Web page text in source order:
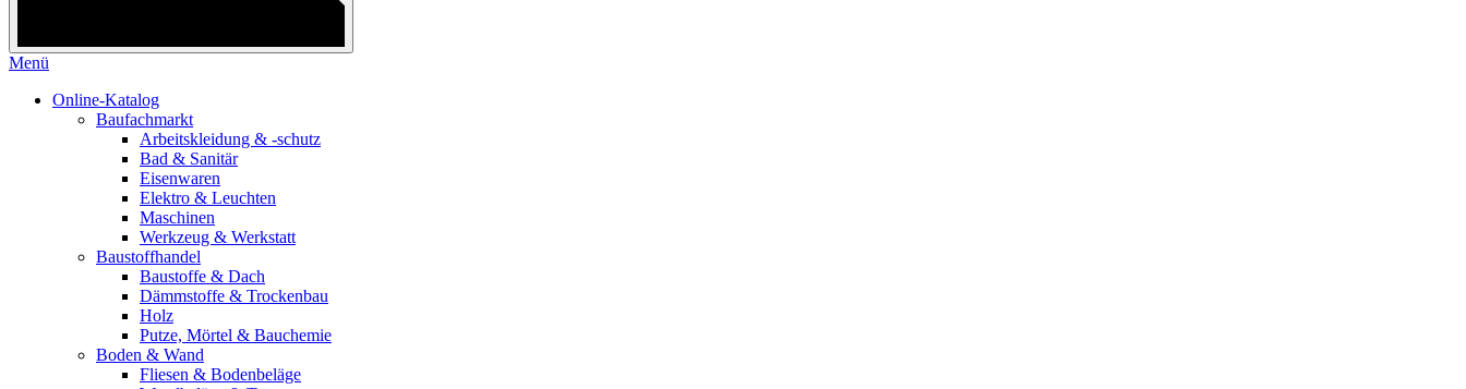
Menü
Online-Katalog
Baufachmarkt
Arbeitskleidung & -schutz
Bad & Sanitär
Eisenwaren
Elektro & Leuchten
Maschinen
Werkzeug & Werkstatt
Baustoffhandel
Baustoffe & Dach
Dämmstoffe & Trockenbau
Holz
Putze, Mörtel & Bauchemie
Boden & Wand
Fliesen & Bodenbeläge